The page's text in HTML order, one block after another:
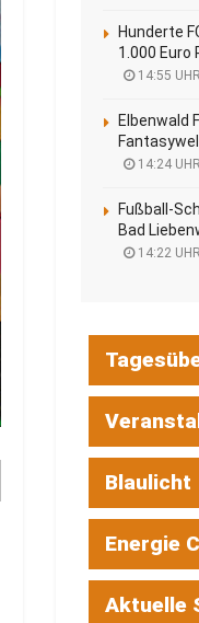
Hunderte
1.000 Euro
14:55
Elbenwald
14:24
Fußball-
Bad
14:22
Blaulicht
Energie
Aktuelle